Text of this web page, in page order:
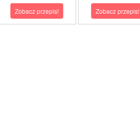
Zobacz przepis! Zobacz przepis!